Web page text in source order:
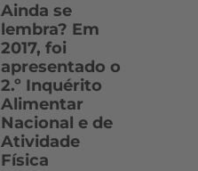
Ainda se
lembra? Em
2017, foi
apresentado o
2.º Inquérito
Alimentar
Nacional e de
Atividade
Física